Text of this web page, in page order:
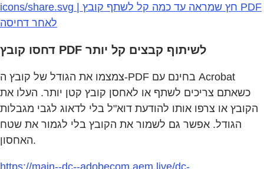
icons/share.svg | חץ שמראה עד כמה קל לשתף קובץ PDF
לאחר דחיסה
דחסו קובץ PDF לשיתוף קבצים קל יותר
צמצמו את הגודל של קובץ ה‑PDF בחינם עם Acrobat
כשאתם צריכים לשתף או לאחסן קובץ קטן יותר. העלו את
הקובץ או צרפו אותו להודעת דוא"ל בלי לדאוג לגבי מגבלות
הגודל. אפשר גם לשמור את הקובץ בלי לגמור את שטח
האחסון.